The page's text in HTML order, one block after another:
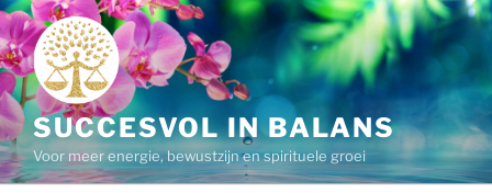
Ga
naar
de
inhoud
SUCCESVOL IN BALANS
Voor meer energie, bewustzijn en spirituele groei